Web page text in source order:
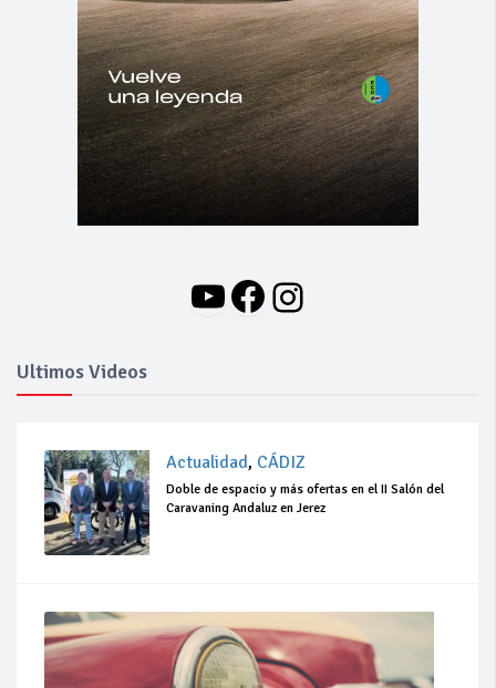
YouTube
Facebook
Instagram
Ultimos Videos
Actualidad, CÁDIZ
Doble de espacio y más ofertas en el II Salón del
Caravaning Andaluz en Jerez